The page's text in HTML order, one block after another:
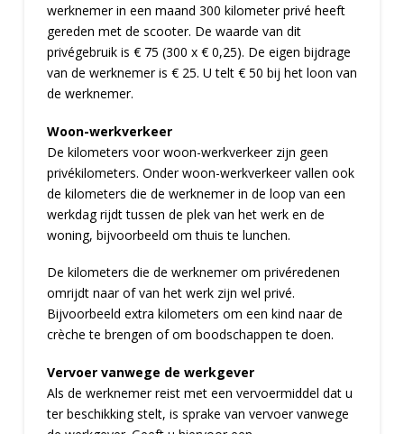
werknemer in een maand 300 kilometer privé heeft
gereden met de scooter. De waarde van dit
privégebruik is € 75 (300 x € 0,25). De eigen bijdrage
van de werknemer is € 25. U telt € 50 bij het loon van
de werknemer.
Woon-werkverkeer
De kilometers voor woon-werkverkeer zijn geen
privékilometers. Onder woon-werkverkeer vallen ook
de kilometers die de werknemer in de loop van een
werkdag rijdt tussen de plek van het werk en de
woning, bijvoorbeeld om thuis te lunchen.
De kilometers die de werknemer om privéredenen
omrijdt naar of van het werk zijn wel privé.
Bijvoorbeeld extra kilometers om een kind naar de
crèche te brengen of om boodschappen te doen.
Vervoer vanwege de werkgever
Als de werknemer reist met een vervoermiddel dat u
ter beschikking stelt, is sprake van vervoer vanwege